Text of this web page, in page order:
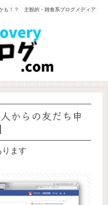
も！？ 主観的・雑食系ブログメディア
からの友だち申
ます